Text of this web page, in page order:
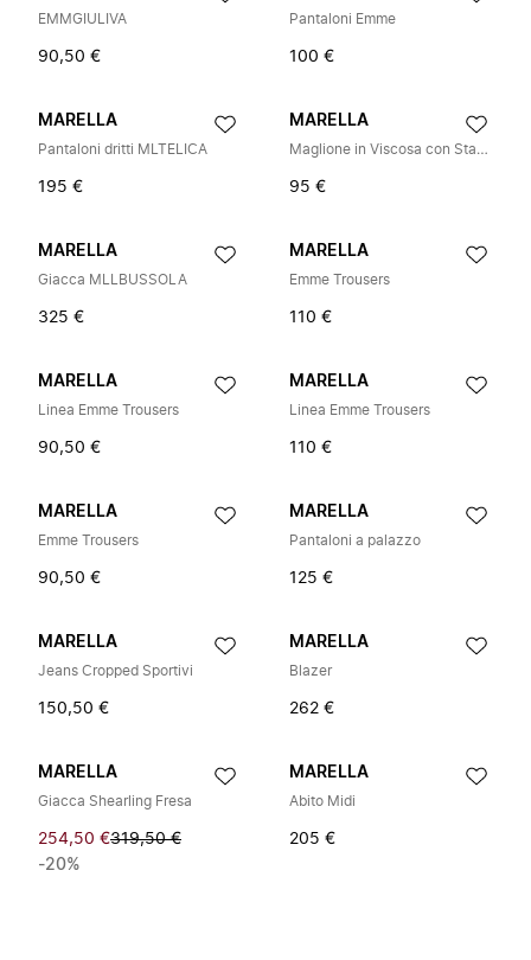
EMMGIULIVA
90,50 €
Pantaloni Emme
100 €
MARELLA
Pantaloni dritti MLTELICA
195 €
MARELLA
Maglione in Viscosa con Stampa Animalier
95 €
MARELLA
Giacca MLLBUSSOLA
325 €
MARELLA
Emme Trousers
110 €
MARELLA
Linea Emme Trousers
90,50 €
MARELLA
Linea Emme Trousers
110 €
MARELLA
Emme Trousers
90,50 €
MARELLA
Pantaloni a palazzo
125 €
MARELLA
Jeans Cropped Sportivi
150,50 €
MARELLA
Blazer
262 €
MARELLA
Giacca Shearling Fresa
254,50 €319,50 €
-20%
MARELLA
Abito Midi
205 €